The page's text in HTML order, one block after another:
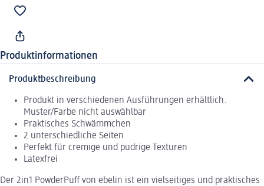
Produktinformationen
Produktbeschreibung
Produkt in verschiedenen Ausführungen erhältlich.
Muster/Farbe nicht auswählbar
Praktisches Schwämmchen
2 unterschiedliche Seiten
Perfekt für cremige und pudrige Texturen
Latexfrei
Der 2in1 PowderPuff von ebelin ist ein vielseitiges und praktisches